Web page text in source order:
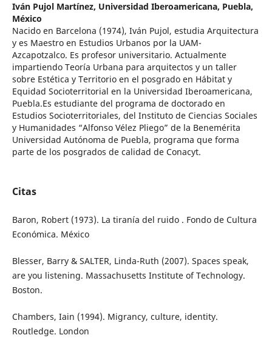
Iván Pujol Martínez, Universidad Iberoamericana, Puebla,
México
Nacido en Barcelona (1974), Iván Pujol, estudia Arquitectura
y es Maestro en Estudios Urbanos por la UAM-
Azcapotzalco. Es profesor universitario. Actualmente
impartiendo Teoría Urbana para arquitectos y un taller
sobre Estética y Territorio en el posgrado en Hábitat y
Equidad Socioterritorial en la Universidad Iberoamericana,
Puebla.Es estudiante del programa de doctorado en
Estudios Socioterritoriales, del Instituto de Ciencias Sociales
y Humanidades “Alfonso Vélez Pliego” de la Benemérita
Universidad Autónoma de Puebla, programa que forma
parte de los posgrados de calidad de Conacyt.
Citas
Baron, Robert (1973). La tiranía del ruido . Fondo de Cultura
Económica. México
Blesser, Barry & SALTER, Linda-Ruth (2007). Spaces speak,
are you listening. Massachusetts Institute of Technology.
Boston.
Chambers, Iain (1994). Migrancy, culture, identity.
Routledge. London